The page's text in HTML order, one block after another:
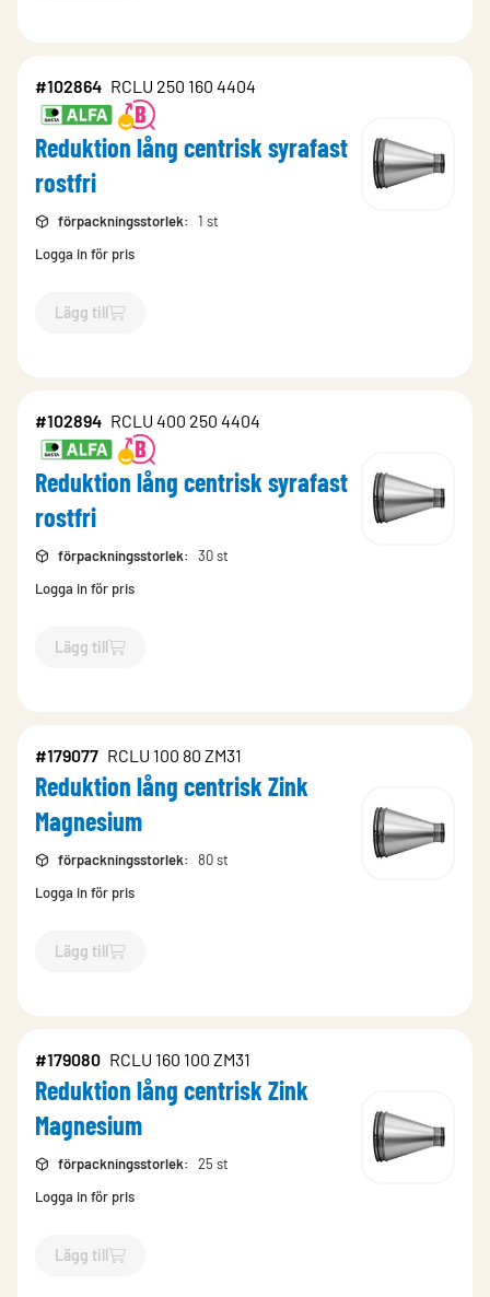
#102864 RCLU 250 160 4404
Reduktion lång centrisk syrafast
rostfri
förpackningsstorlek:
1 st
Logga in för pris
Lägg till
`$Lägg till
#102894 RCLU 400 250 4404
Reduktion lång centrisk syrafast
rostfri
förpackningsstorlek:
30 st
Logga in för pris
Lägg till
`$Lägg till
#179077 RCLU 100 80 ZM31
Reduktion lång centrisk Zink
Magnesium
förpackningsstorlek:
80 st
Logga in för pris
Lägg till
`$Lägg till
#179080 RCLU 160 100 ZM31
Reduktion lång centrisk Zink
Magnesium
förpackningsstorlek:
25 st
Logga in för pris
Lägg till
`$Lägg till